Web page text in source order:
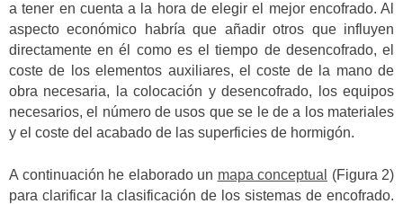
a tener en cuenta a la hora de elegir el mejor encofrado. Al
aspecto económico habría que añadir otros que influyen
directamente en él como es el tiempo de desencofrado, el
coste de los elementos auxiliares, el coste de la mano de
obra necesaria, la colocación y desencofrado, los equipos
necesarios, el número de usos que se le de a los materiales
y el coste del acabado de las superficies de hormigón.
A continuación he elaborado un mapa conceptual
(Figura 2)
para clarificar la clasificación de los sistemas de encofrado.